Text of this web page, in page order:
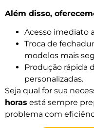
Além disso,
Acesso imediato
Troca de
modelos mais
Produção rápida
personalizadas.
Seja qual for sua
horas está sempre
problema com